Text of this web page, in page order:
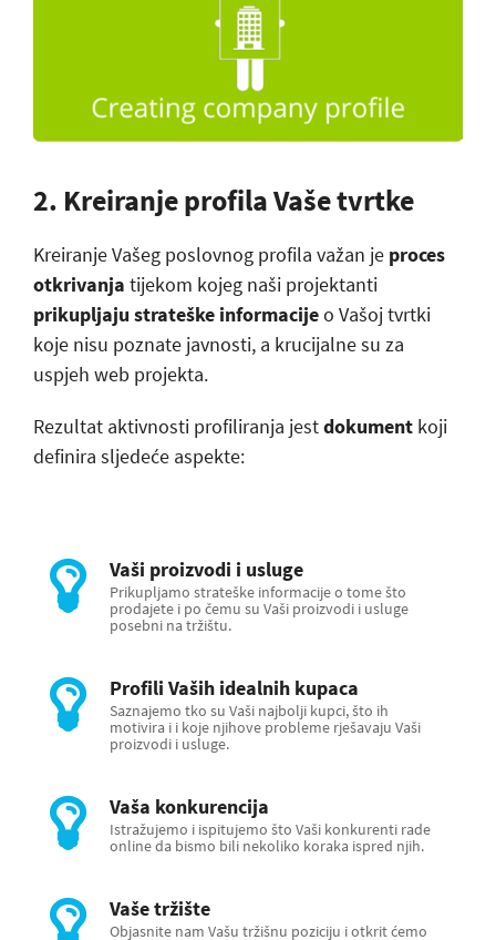
2. Kreiranje profila Vaše tvrtke
Kreiranje Vašeg poslovnog profila važan je proces
otkrivanja tijekom kojeg naši projektanti
prikupljaju strateške informacijeo Vašoj tvrtki
koje nisu poznate javnosti, a krucijalne su za
uspjeh web projekta.
Rezultat aktivnosti profiliranja jestdokument koji
definira sljedeće aspekte:
Vaši proizvodi i usluge
Prikupljamo strateške informacije o tome što
prodajete i po čemu su Vaši proizvodi i usluge
posebni na tržištu.
Profili Vaših idealnih kupaca
Saznajemo tko su Vaši najbolji kupci, što ih
motivira i i koje njihove probleme rješavaju Vaši
proizvodi i usluge.
Vaša konkurencija
Istražujemo i ispitujemo što Vaši konkurenti rade
online da bismo bili nekoliko koraka ispred njih.
Vaše tržište
Objasnite nam Vašu tržišnu poziciju i otkrit ćemo